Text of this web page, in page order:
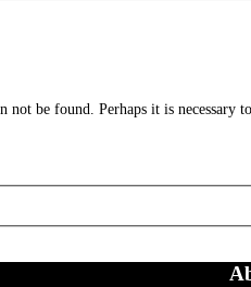
be found. Perhaps it is necessary